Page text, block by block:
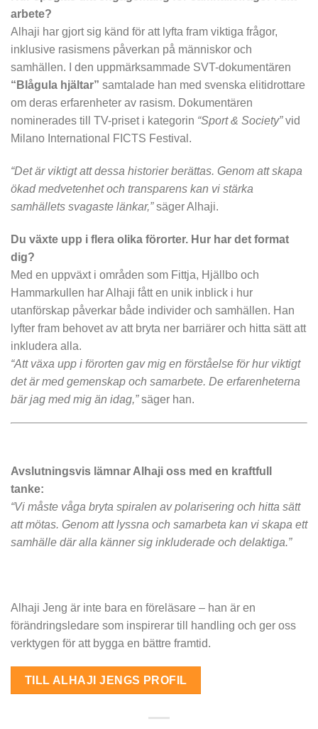
arbete?
Alhaji har gjort sig känd för att lyfta fram viktiga frågor,
inklusive rasismens påverkan på människor och
samhällen. I den uppmärksammade SVT-dokumentären
“Blågula hjältar” samtalade han med svenska elitidrottare
om deras erfarenheter av rasism. Dokumentären
nominerades till TV-priset i kategorin “Sport & Society”vid
Milano International FICTS Festival.
“Det är viktigt att dessa historier berättas. Genom att skapa
ökad medvetenhet och transparens kan vi stärka
samhällets svagaste länkar,”säger Alhaji.
Du växte upp i flera olika förorter. Hur har det format
dig?
Med en uppväxt i områden som Fittja, Hjällbo och
Hammarkullen har Alhaji fått en unik inblick i hur
utanförskap påverkar både individer och samhällen. Han
lyfter fram behovet av att bryta ner barriärer och hitta sätt att
inkludera alla.
“Att växa upp i förorten gav mig en förståelse för hur viktigt
det är med gemenskap och samarbete. De erfarenheterna
bär jag med mig än idag,”säger han.
Avslutningsvis lämnar Alhaji oss med en kraftfull
tanke:
“Vi måste våga bryta spiralen av polarisering och hitta sätt
att mötas. Genom att lyssna och samarbeta kan vi skapa ett
samhälle där alla känner sig inkluderade och delaktiga.”
Alhaji Jeng är inte bara en föreläsare – han är en
förändringsledare som inspirerar till handling och ger oss
verktygen för att bygga en bättre framtid.
TILL ALHAJI JENGS PROFIL